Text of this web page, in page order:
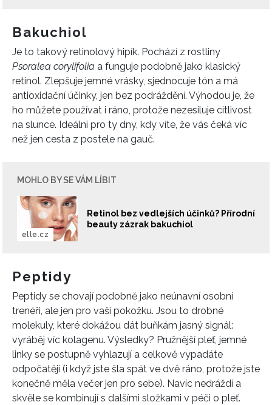
Bakuchiol
Je to takový retinolový hipík. Pochází z rostliny
Psoralea corylifolia a funguje podobně jako klasický
retinol. Zlepšuje jemné vrásky, sjednocuje tón a má
antioxidační účinky, jen bez podráždění. Výhodou je, že
ho můžete používat i ráno, protože nezesiluje citlivost
na slunce. Ideální pro ty dny, kdy víte, že vás čeká víc
než jen cesta z postele na gauč.
MOHLO BY SE VÁM LÍBIT
Retinol bez vedlejších účinků? Přírodní
beauty zázrak bakuchiol
elle.cz
Peptidy
Peptidy se chovají podobně jako neúnavní osobní
trenéři, ale jen pro vaši pokožku. Jsou to drobné
molekuly, které dokážou dát buňkám jasný signál:
vyráběj víc kolagenu. Výsledky? Pružnější pleť, jemné
linky se postupně vyhlazují a celkově vypadáte
odpočatěji (i když jste šla spát ve dvě ráno, protože jste
konečně měla večer jen pro sebe). Navíc nedráždí a
skvěle se kombinují s dalšími složkami v péči o pleť.